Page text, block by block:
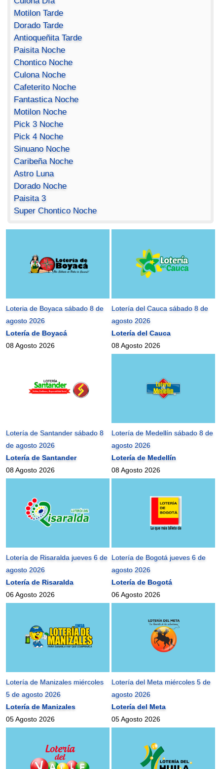
Motilon Tarde
Dorado Tarde
Antioqueñita Tarde
Paisita Noche
Chontico Noche
Culona Noche
Cafeterito Noche
Fantastica Noche
Motilon Noche
Pick 3 Noche
Pick 4 Noche
Sinuano Noche
Caribeña Noche
Astro Luna
Dorado Noche
Paisita 3
Super Chontico Noche
Loteria de Boyaca sábado 8 de
agosto 2026
Lotería de Boyacá
08 Agosto 2026
Lotería del Cauca sábado 8 de
agosto 2026
Lotería del Cauca
08 Agosto 2026
Lotería de Santander sábado 8
de agosto 2026
Lotería de Santander
08 Agosto 2026
Lotería de Medellín sábado 8 de
agosto 2026
Lotería de Medellín
08 Agosto 2026
Lotería de Risaralda jueves 6 de
agosto 2026
Lotería de Risaralda
06 Agosto 2026
Lotería de Bogotá jueves 6 de
agosto 2026
Lotería de Bogotá
06 Agosto 2026
Lotería de Manizales miércoles
5 de agosto 2026
Lotería de Manizales
05 Agosto 2026
Lotería del Meta miércoles 5 de
agosto 2026
Lotería del Meta
05 Agosto 2026